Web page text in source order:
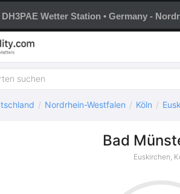
DH3PAE Wetter Station • Germany -